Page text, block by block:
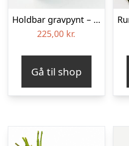
Holdbar gravpynt – Blomster til begravelse
225,00 kr.
Gå til shop